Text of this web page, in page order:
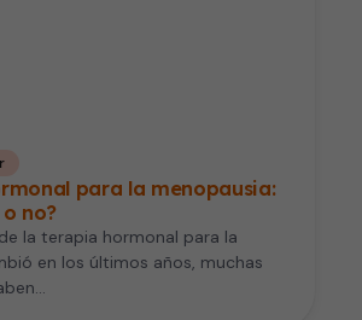
para la menopausia:
no?
la terapia hormonal para la
en los últimos años, muchas